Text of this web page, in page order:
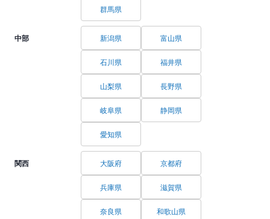
群馬県
中部 新潟県 富山県
石川県 福井県
山梨県 長野県
岐阜県 静岡県
愛知県
関西 大阪府 京都府
兵庫県 滋賀県
奈良県 和歌山県